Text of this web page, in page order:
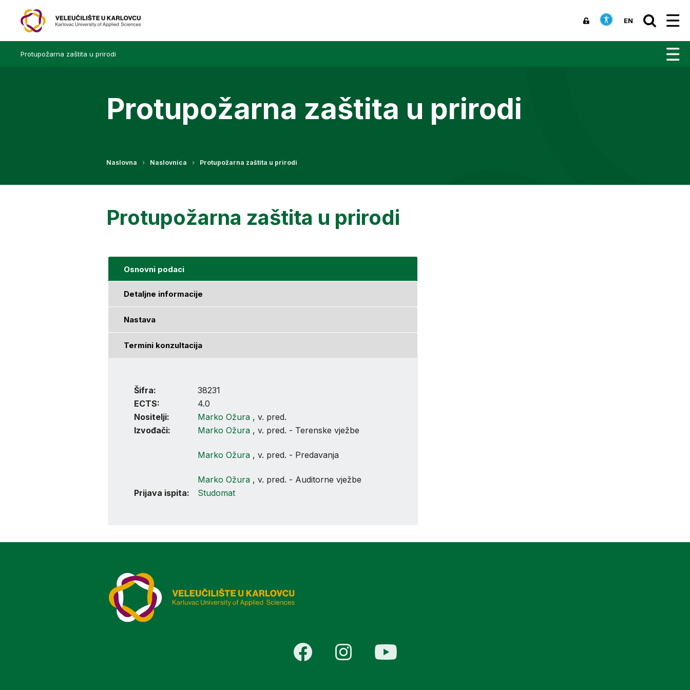
EN
Protupožarna zaštita u prirodi
Protupožarna zaštita u prirodi
Naslovna Naslovnica Protupožarna zaštita u prirodi
Protupožarna zaštita u prirodi
Osnovni podaci
Detaljne informacije
Nastava
Termini konzultacija
Šifra:
38231
ECTS:
4.0
Nositelji:
Marko Ožura , v. pred.
Izvođači:
Marko Ožura , v. pred. - Terenske vježbe
Marko Ožura , v. pred. - Predavanja
Marko Ožura , v. pred. - Auditorne vježbe
Prijava ispita:
Studomat